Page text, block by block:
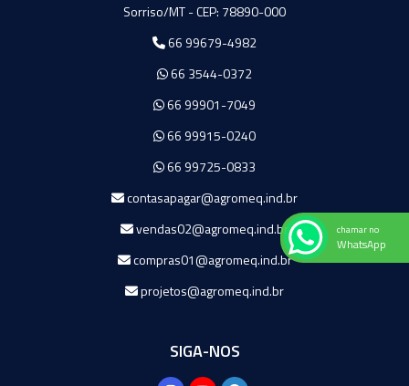
Sorriso/MT - CEP: 78890-000
66 99679-4982
66 3544-0372
66 99901-7049
66 99915-0240
66 99725-0833
contasapagar@agromeq.ind.br
vendas02@agromeq.ind.br
compras01@agromeq.ind.br
projetos@agromeq.ind.br
SIGA-NOS
chamar no
WhatsApp